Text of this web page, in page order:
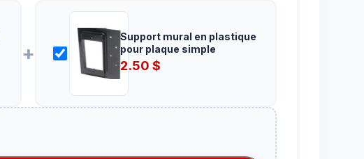
+
Support mural en plastique
pour plaque simple
2.50$